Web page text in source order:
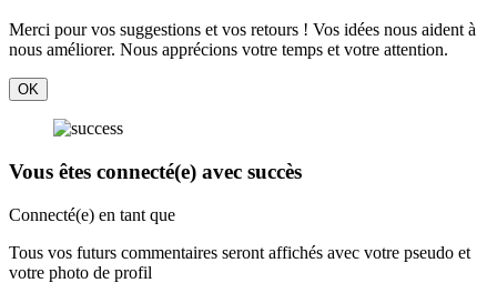
Merci pour vos suggestions et vos retours ! Vos idées nous aident à
nous améliorer. Nous apprécions votre temps et votre attention.
OK
Vous êtes connecté(e) avec succès
Connecté(e) en tant que
Tous vos futurs commentaires seront affichés avec votre pseudo et
votre photo de profil